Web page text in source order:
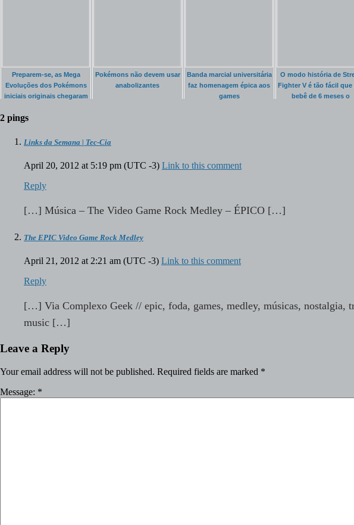
Preparem-se, as Mega
Evoluções dos Pokémons
iniciais originais chegaram
Pokémons não devem usar
anabolizantes
Banda marcial universitária
faz homenagem épica aos
games
O modo história de
Fighter V é tão fácil que
bebê de 6 meses o
2 pings
Links da Semana | Tec-Cia
April 20, 2012 at 5:19 pm (UTC -3) Link to this comment
Reply
[…] Música – The Video Game Rock Medley – ÉPICO […]
The EPIC Video Game Rock Medley
April 21, 2012 at 2:21 am (UTC -3) Link to this comment
Reply
[…] Via Complexo Geek // epic, foda, games, medley, músicas, nostalgia,
music […]
Leave a Reply
Your email address will not be published. Required fields are marked *
Message: *